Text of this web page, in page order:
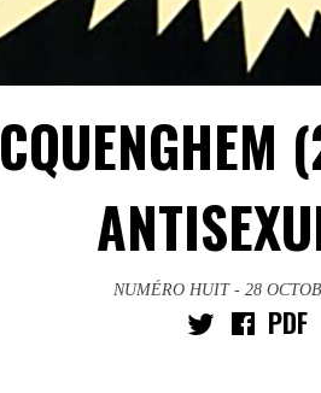
NUMÉRO HUIT - 28
PDF